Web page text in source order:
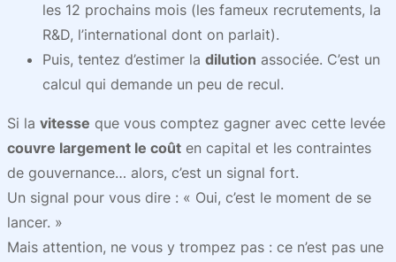
les 12 prochains mois (les fameux recrutements, la
R&D, l’international dont on parlait).
Puis, tentez d’estimer la dilution associée. C’est un
calcul qui demande un peu de recul.
Si la vitesse que vous comptez gagner avec cette levée
couvre largement le coût en capital et les contraintes
de gouvernance… alors, c’est un signal fort.
Un signal pour vous dire : « Oui, c’est le moment de se
lancer. »
Mais attention, ne vous y trompez pas : ce n’est pas une